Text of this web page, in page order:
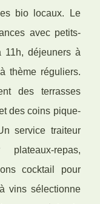
bio locaux. Le
avec petits-
11h, déjeuners à
thème réguliers.
des terrasses
des coins pique-
service traiteur
repas,
cocktail pour
vins sélectionne